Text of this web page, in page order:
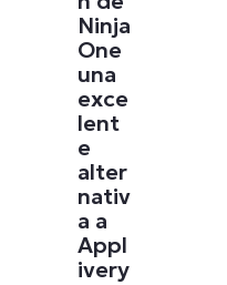
Ninja
One
una
exce
lent
e
alter
nativ
a a
Appl
ivery